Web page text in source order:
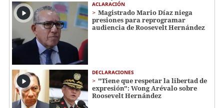
ACLARACIÓN
Magistrado Mario Díaz niega
presiones para reprogramar
audiencia de Roosevelt Hernández
DECLARACIONES
"Tiene que respetar la libertad de
expresión": Wong Arévalo sobre
Roosevelt Hernández